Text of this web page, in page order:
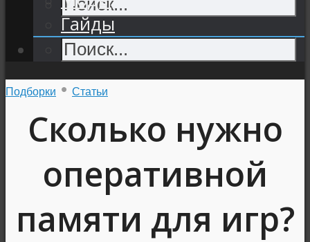
Гайды
Подборки • Статьи
Сколько нужно
оперативной
памяти для игр?